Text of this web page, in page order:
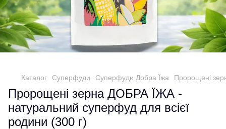
Каталог Суперфуди Суперфуди Добра Їжа Пророщені
Пророщені зерна ДОБРА ЇЖА -
натуральний суперфуд для всієї
родини (300 г)